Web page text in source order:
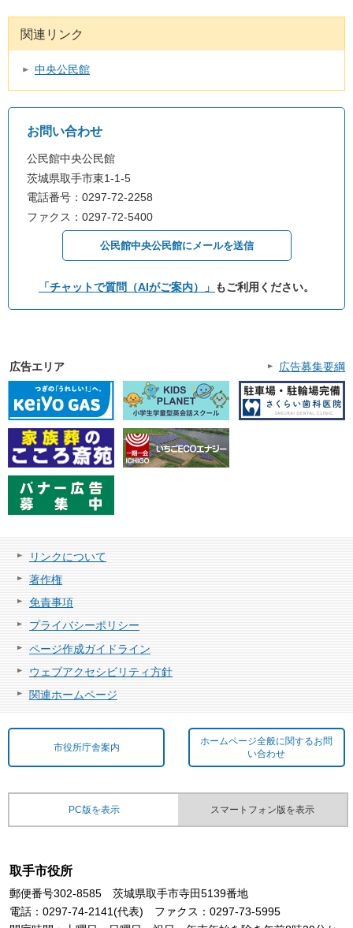
関連リンク
中央公民館
お問い合わせ
公民館中央公民館
茨城県取手市東1-1-5
電話番号：0297-72-2258
ファクス：0297-72-5400
公民館中央公民館にメールを送信
「チャットで質問（AIがご案内）」 もご利用ください。
広告エリア 広告募集要綱
リンクについて
著作権
免責事項
プライバシーポリシー
ページ作成ガイドライン
ウェブアクセシビリティ方針
関連ホームページ
市役所庁舎案内
ホームページ全般に関するお問
い合わせ
PC版を表示 スマートフォン版を表示
取手市役所
郵便番号302-8585 茨城県取手市寺田5139番地
電話：0297-74-2141(代表) ファクス：0297-73-5995